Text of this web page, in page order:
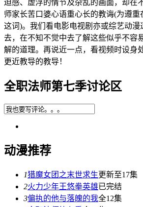
迫感、虚浮的情节及杂乱的画面，却在
师家长苦口婆心语重心长的教诲(为遵
这词)。我们看电影电视剧亦或综艺动
去，在不知不觉中去了解这些似乎不容
解的道理。再说近一点，看视频时设身
更近教导的教导！
全职法师第七季讨论区
动漫推荐
1猎魔女团之末世求生更新至17集
2火力少年王悠拳英雄已完结
3偏执的他与落魄的我全12集